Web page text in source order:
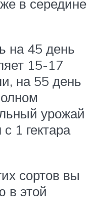
в середине
на 45 день
15-17
на 55 день
урожай
1 гектара
сортов вы
в этой